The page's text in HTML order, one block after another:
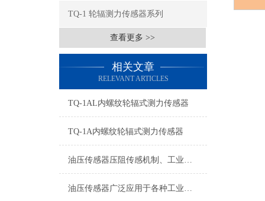
TQ-1 轮辐测力传感器系列
查看更多 >>
相关文章
RELEVANT ARTICLES
TQ-1AL内螺纹轮辐式测力传感器
TQ-1A内螺纹轮辐式测力传感器
油压传感器压阻传感机制、工业工况适配与标准化运维管理
油压传感器广泛应用于各种工业自控环境